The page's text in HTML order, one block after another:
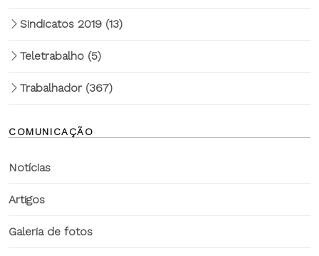
Sindicatos 2019 (13)
Teletrabalho (5)
Trabalhador (367)
COMUNICAÇÃO
Notícias
Artigos
Galeria de fotos